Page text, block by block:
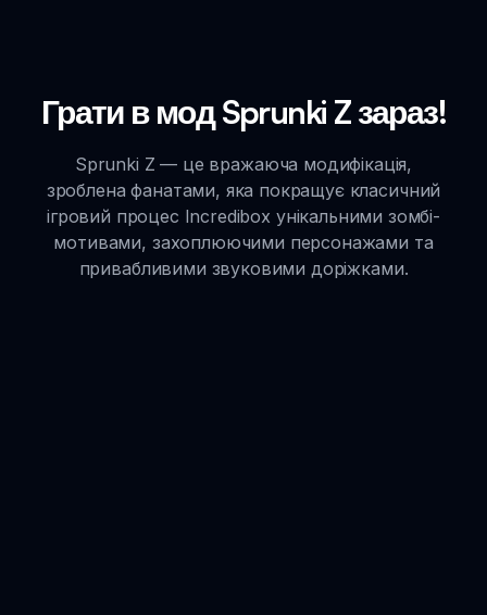
Грати в мод Sprunki Z зараз!
Sprunki Z — це вражаюча модифікація,
зроблена фанатами, яка покращує класичний
ігровий процес Incredibox унікальними зомбі-
мотивами, захоплюючими персонажами та
привабливими звуковими доріжками.